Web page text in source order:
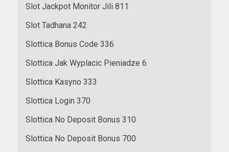
Slot Jackpot Monitor Jili 811
Slot Tadhana 242
Slottica Bonus Code 336
Slottica Jak Wyplacic Pieniadze 6
Slottica Kasyno 333
Slottica Login 370
Slottica No Deposit Bonus 310
Slottica No Deposit Bonus 700